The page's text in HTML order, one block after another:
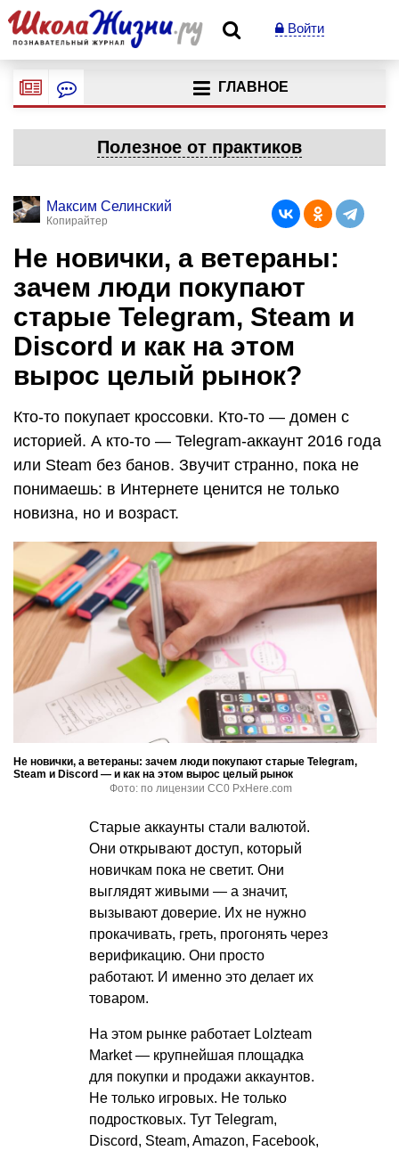
Войти
ГЛАВНОЕ
Полезное от практиков
Максим Селинский
Копирайтер
Не новички, а ветераны:
зачем люди покупают
старые Telegram, Steam и
Discord и как на этом
вырос целый рынок?
Кто-то покупает кроссовки. Кто-то — домен с
историей. А кто-то — Telegram-аккаунт 2016 года
или Steam без банов. Звучит странно, пока не
понимаешь: в Интернете ценится не только
новизна, но и возраст.
Не новички, а ветераны: зачем люди покупают старые Telegram,
Steam и Discord — и как на этом вырос целый рынок
Фото: по лицензии СС0 PxHere.com
Старые аккаунты стали валютой.
Они открывают доступ, который
новичкам пока не светит. Они
выглядят живыми — а значит,
вызывают доверие. Их не нужно
прокачивать, греть, прогонять через
верификацию. Они просто
работают. И именно это делает их
товаром.
На этом рынке работает Lolzteam
Market — крупнейшая площадка
для покупки и продажи аккаунтов.
Не только игровых. Не только
подростковых. Тут Telegram,
Discord, Steam, Amazon, Facebook,